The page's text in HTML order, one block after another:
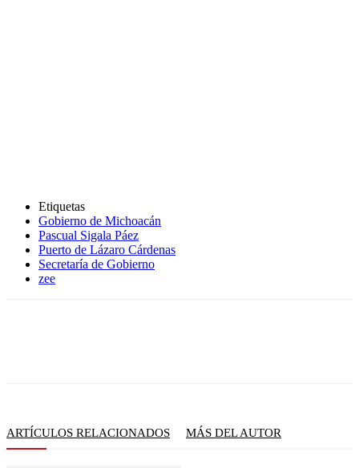
Etiquetas
Gobierno de Michoacán
Pascual Sigala Páez
Puerto de Lázaro Cárdenas
Secretaría de Gobierno
zee
ARTÍCULOS RELACIONADOS MÁS DEL AUTOR